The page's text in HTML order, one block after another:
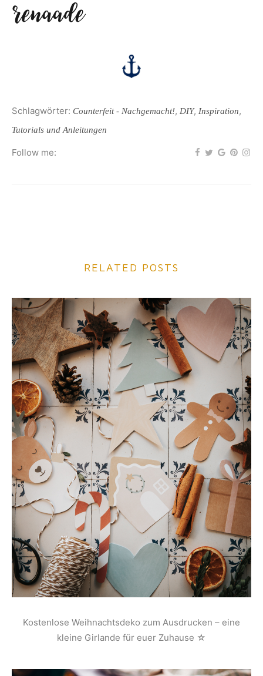
Schlagwörter: Counterfeit - Nachgemacht!, DIY, Inspiration,
Tutorials und Anleitungen
Follow me:
RELATED POSTS
Kostenlose Weihnachtsdeko zum Ausdrucken – eine
kleine Girlande für euer Zuhause ☆